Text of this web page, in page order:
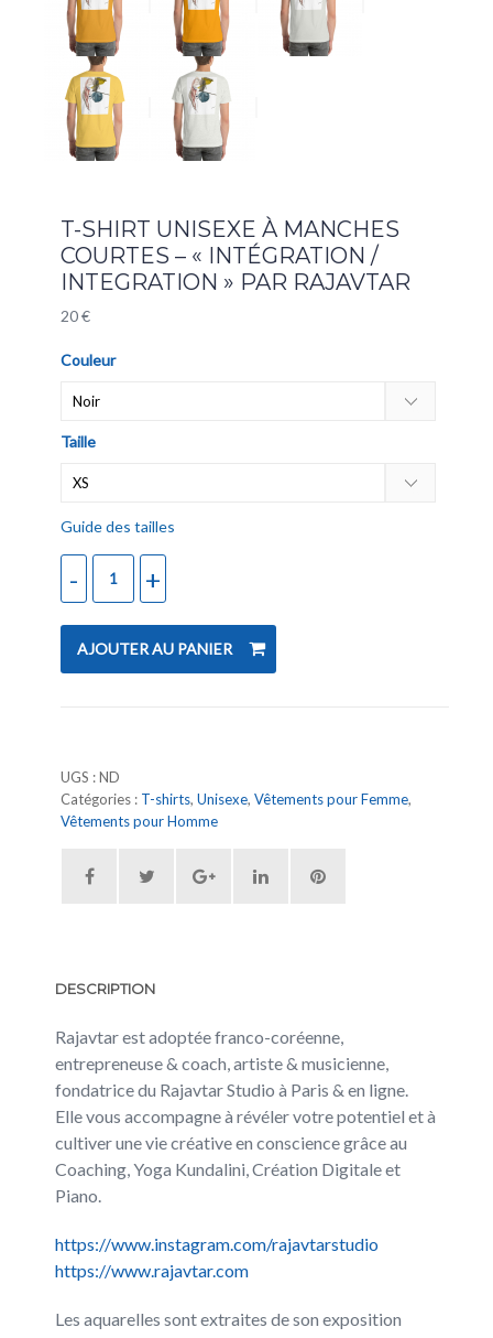
T-SHIRT UNISEXE À MANCHES
COURTES – « INTÉGRATION /
INTEGRATION » PAR RAJAVTAR
20€
Couleur
Taille
Guide des tailles
AJOUTER AU PANIER
UGS :ND
Catégories : T-shirts, Unisexe, Vêtements pour Femme,
Vêtements pour Homme
DESCRIPTION
Rajavtar est adoptée franco-coréenne,
entrepreneuse & coach, artiste & musicienne,
fondatrice du Rajavtar Studio à Paris & en ligne.
Elle vous accompagne à révéler votre potentiel et à
cultiver une vie créative en conscience grâce au
Coaching, Yoga Kundalini, Création Digitale et
Piano.
https://www.instagram.com/rajavtarstudio
https://www.rajavtar.com
Les aquarelles sont extraites de son exposition